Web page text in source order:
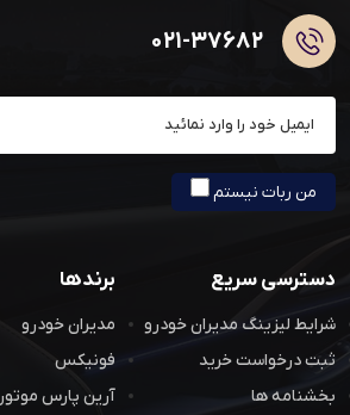
۰۲۱-۳۷۶۸۲
من ربات نیستم
دسترسی سریع
شرایط لیزینگ مدیران خودرو
ثبت درخواست خرید
بخشنامه ها
برندها
مدیران خودرو
فونیکس
آرین پارس موتور